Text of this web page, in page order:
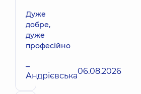
Дуже
добре,
дуже
професійно
–
Андрієвська06.08.2026